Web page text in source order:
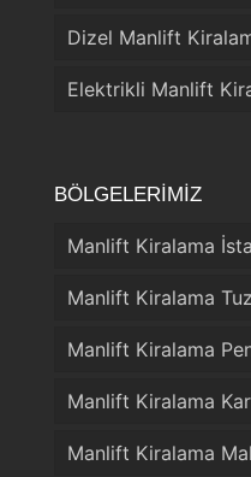
Dizel Manlift
Elektrikli Manlift
BÖLGELERİMİZ
Manlift Kiralama
Manlift Kiralama
Manlift Kiralama
Manlift Kiralama
Manlift Kiralama